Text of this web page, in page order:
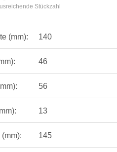
Stückzahl
(mm): 140
46
56
13
145